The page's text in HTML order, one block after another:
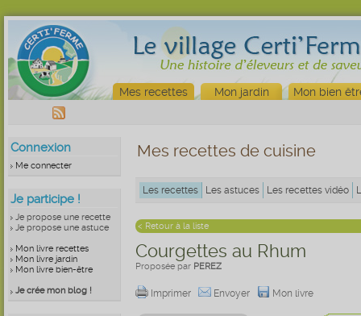
Mes recettes Mon jardin Mon bien
Connexion
Me connecter
Je participe !
Je propose une recette
Je propose une astuce
Mon livre recettes
Mon livre jardin
Mon livre bien-être
Je crée mon blog !
Mes recettes de cuisine
Les recettes Les astuces Les recettes vidéo
< Retour à la liste
Courgettes au Rhum
Proposée par PEREZ
Imprimer Envoyer Mon livre